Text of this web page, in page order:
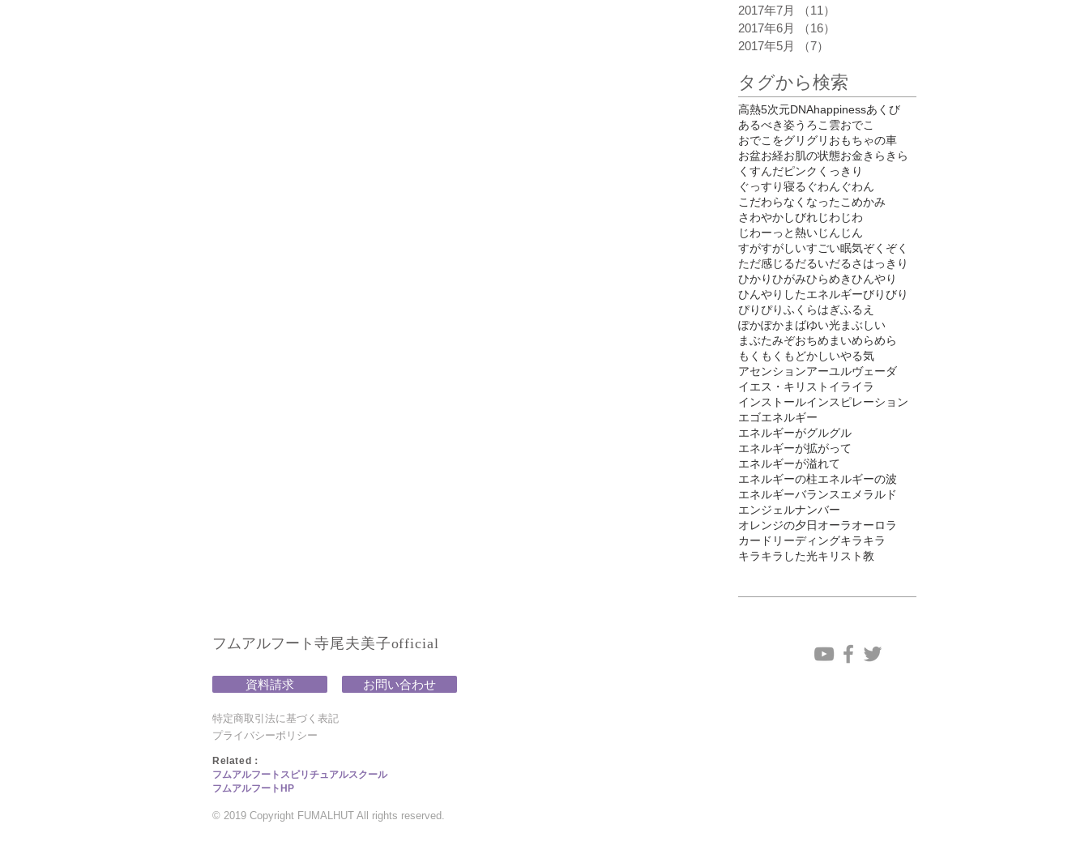
2017年7月
（11）
2017年6月
（16）
2017年5月
（7）
タグから検索
高熱5次元DNAhappinessあくび
あるべき姿うろこ雲おでこ
おでこをグリグリ おもちゃの車
お盆お経お肌の状態お金きらきら
くすんだピンク くっきり
ぐっすり寝る ぐわんぐわん
こだわらなくなった こめかみ
さわやかしびれじわじわ
じわーっと熱いじんじん
すがすがしいすごい眠気ぞくぞく
ただ感じるだるいだるさ はっきり
ひかりひがみひらめきひんやり
ひんやりしたエネルギーびりびり
ぴりぴりふくらはぎふるえ
ぽかぽかまばゆい光まぶしい
まぶたみぞおちめまいめらめら
もくもく もどかしいやる気
アセンションアーユルヴェーダ
イエス・キリスト イライラ
インストールインスピレーション
エゴエネルギー
エネルギーがグルグル
エネルギーが拡がって
エネルギーが溢れて
エネルギーの柱エネルギーの波
エネルギーバランスエメラルド
エンジェルナンバー
オレンジの夕日オーラオーロラ
カードリーディングキラキラ
キラキラした光キリスト教
フムアルフート 寺尾夫美子official
資料請求 お問い合わせ
特定商取引法に基づく表記
プライバシーポリシー
​Related：
フムアルフートスピリチュアルスクール
フムアルフートHP
© 2019 Copyright FUMALHUT All rights reserved.